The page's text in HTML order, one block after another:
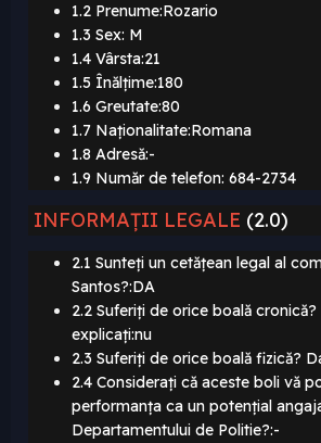
1.2 Prenume:Rozario
1.3 Sex: M
1.4 Vârsta:21
1.5 Înălțime:180
1.6 Greutate:80
1.7 Naționalitate:Romana
1.8 Adresă:-
1.9 Număr de telefon: 684-2734
INFORMAȚII LEGALE (2.0)
2.1 Sunteți un cetățean legal al
Santos?:DA
2.2 Suferiți de orice boală cronică?
explicați:nu
2.3 Suferiți de orice boală fizică?
2.4 Considerați că aceste boli vă
performanța ca un potențial
Departamentului de Politie?:-